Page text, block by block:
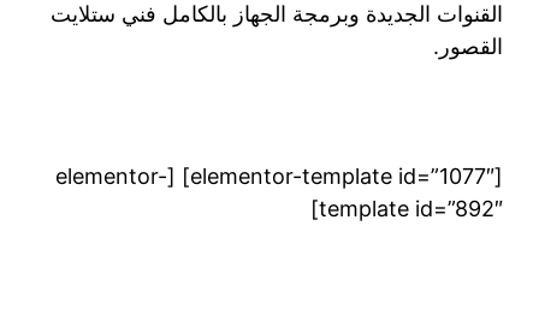
القنوات الجديدة وبرمجة الجهاز بالكامل فني ستلايت
القصور.
[elementor-template id=”1077″] [elementor-
template id=”892″]